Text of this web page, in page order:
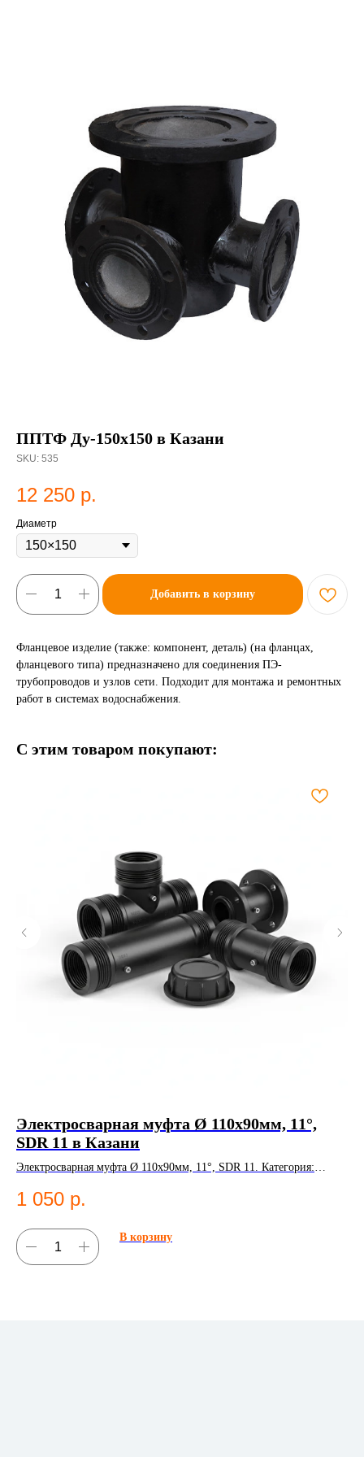
ППТФ Ду-150х150 в Казани
SKU: 535
12 250 р.
Диаметр
Добавить в корзину
Фланцевое изделие (также: компонент, деталь) (на фланцах,
фланцевого типа) предназначено для соединения ПЭ-
трубопроводов и узлов сети. Подходит для монтажа и ремонтных
работ в системах водоснабжения.
С этим товаром покупают:
Электросварная муфта Ø 110х90мм, 11°,
SDR 11 в Казани
Электросварная муфта Ø 110х90мм, 11°, SDR 11. Категория:
1 050 р.
В корзину